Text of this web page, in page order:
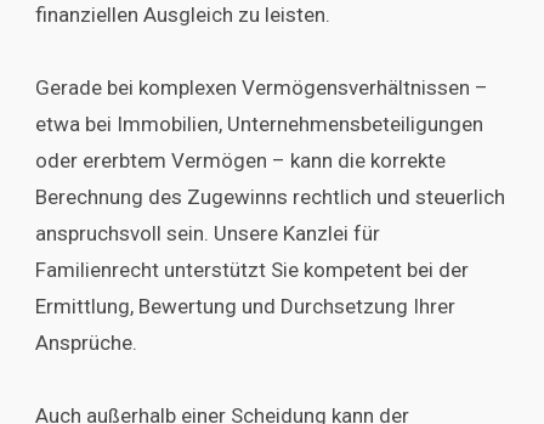
finanziellen Ausgleich zu leisten.
Gerade bei komplexen Vermögensverhältnissen –
etwa bei Immobilien, Unternehmensbeteiligungen
oder ererbtem Vermögen – kann die korrekte
Berechnung des Zugewinns rechtlich und steuerlich
anspruchsvoll sein. Unsere Kanzlei für
Familienrecht unterstützt Sie kompetent bei der
Ermittlung, Bewertung und Durchsetzung Ihrer
Ansprüche.
Auch außerhalb einer Scheidung kann der